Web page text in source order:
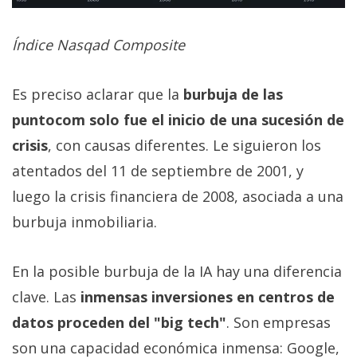
Índice Nasqad Composite
Es preciso aclarar que la burbuja de las
puntocom solo fue el inicio de una sucesión de
crisis, con causas diferentes. Le siguieron los
atentados del 11 de septiembre de 2001, y
luego la crisis financiera de 2008, asociada a una
burbuja inmobiliaria.
En la posible burbuja de la IA hay una diferencia
clave. Las inmensas inversiones en centros de
datos proceden del "big tech". Son empresas
son una capacidad económica inmensa: Google,